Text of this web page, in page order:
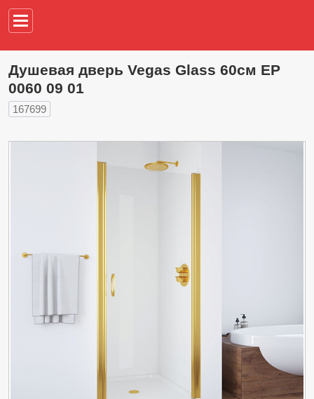
Душевая дверь Vegas Glass 60см EP
0060 09 01
167699